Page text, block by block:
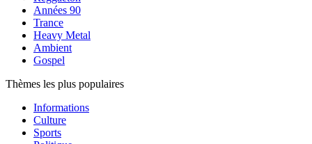
Années 90
Trance
Heavy Metal
Ambient
Gospel
Thèmes les plus populaires
Informations
Culture
Sports